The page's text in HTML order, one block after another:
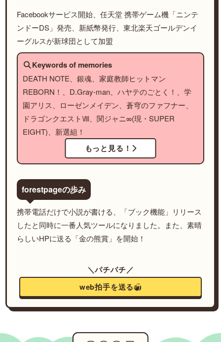
Facebookサービス開始、任天堂 携帯ゲーム機「ニンテ
ンドーDS」発売、新紙幣発行、東北楽天ゴールデンイ
ーグルスが新球団として加盟
Keywords of memories
DEATH NOTE、銀魂、家庭教師ヒットマン
REBORN！、D.Gray-man、ハヤテのごとく！、学
園アリス、ローゼンメイデン、蒼穹のファフナー、
ドラゴンクエストⅧ、関ジャニ∞(現・SUPER
EIGHT)、新選組！
もっと見る！
forestpageの歩み
携帯電話だけで小説が書ける、「ブック機能」リリース
したと同時に一番人気ツールになりました。また、素晴
らしいHPに送る「金の熊賞」を開始！
＼パチパチ／
web拍手を送る